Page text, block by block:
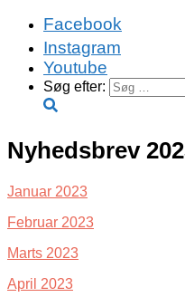
Facebook
Instagram
Youtube
Søg efter:
Nyhedsbrev
Januar 2023
Februar 2023
Marts 2023
April 2023